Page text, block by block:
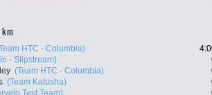
km
HTC - Columbia)
- Slipstream)
(Team HTC - Columbia)
(Team Katusha)